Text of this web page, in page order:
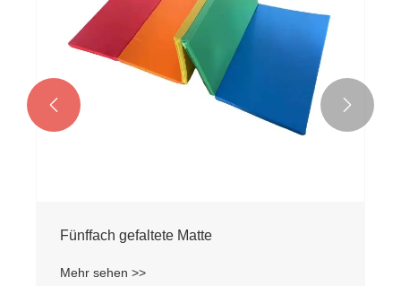
Fünffach gefaltete Matte
Mehr sehen >>
 